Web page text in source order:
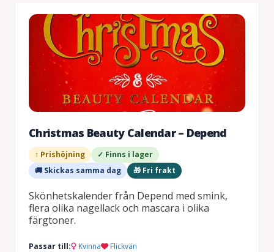
Christmas Beauty Calendar – Depend
↑ Prishöjning
✓ Finns i lager
🚚 Skickas samma dag
🎁 Fri frakt
Skönhetskalender från Depend med smink,
flera olika nagellack och mascara i olika
färgtoner.
Passar till: Kvinna Flickvän